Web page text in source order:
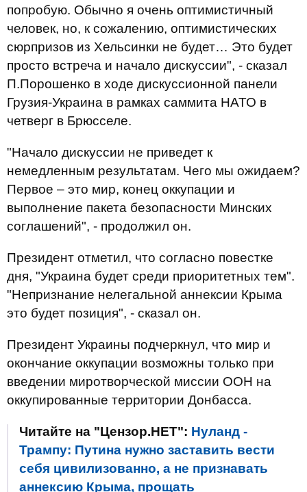
попробую. Обычно я очень оптимистичный
человек, но, к сожалению, оптимистических
сюрпризов из Хельсинки не будет… Это будет
просто встреча и начало дискуссии", - сказал
П.Порошенко в ходе дискуссионной панели
Грузия-Украина в рамках саммита НАТО в
четверг в Брюсселе.
"Начало дискуссии не приведет к
немедленным результатам. Чего мы ожидаем?
Первое – это мир, конец оккупации и
выполнение пакета безопасности Минских
соглашений", - продолжил он.
Президент отметил, что согласно повестке
дня, "Украина будет среди приоритетных тем".
"Непризнание нелегальной аннексии Крыма
это будет позиция", - сказал он.
Президент Украины подчеркнул, что мир и
окончание оккупации возможны только при
введении миротворческой миссии ООН на
оккупированные территории Донбасса.
Читайте на "Цензор.НЕТ": Нуланд -
Трампу: Путина нужно заставить вести
себя цивилизованно, а не признавать
аннексию Крыма, прощать